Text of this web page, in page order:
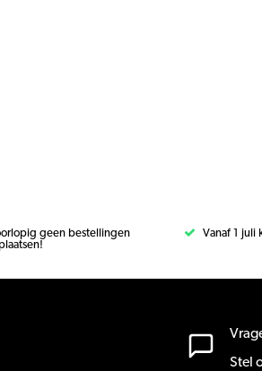
geen bestellingen
Vanaf 1 juli
Stel